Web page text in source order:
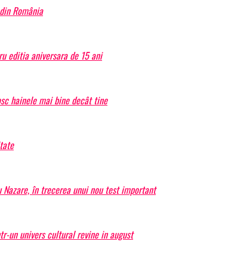
România
editia aniversara de 15 ani
hainele mai bine decât tine
în trecerea unui nou test important
un univers cultural revine in august